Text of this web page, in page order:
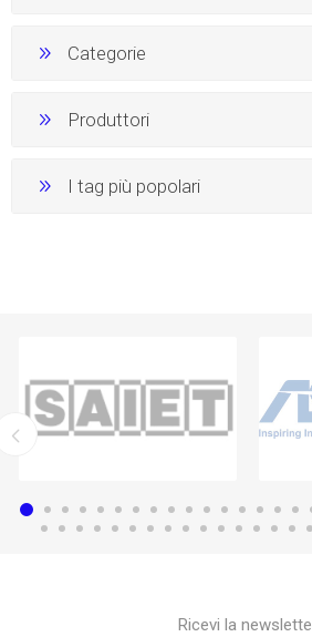
Categorie
Produttori
I tag più popolari
Ricevi la